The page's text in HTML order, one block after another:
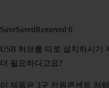
SaveSavedRemoved 0
USB 허브를 따로 설치하시기
더 필요하다고요?
이 제품은 3구 전원콘센트 처